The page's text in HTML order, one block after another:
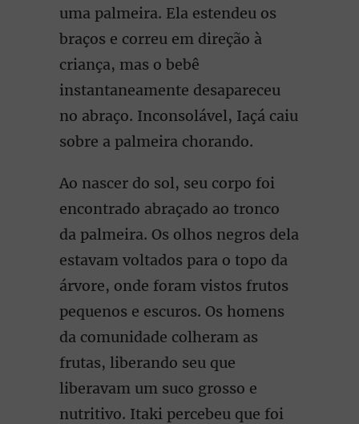
uma palmeira. Ela estendeu os
braços e correu em direção à
criança, mas o bebê
instantaneamente desapareceu
no abraço. Inconsolável, Iaçá caiu
sobre a palmeira chorando.
Ao nascer do sol, seu corpo foi
encontrado abraçado ao tronco
da palmeira. Os olhos negros dela
estavam voltados para o topo da
árvore, onde foram vistos frutos
pequenos e escuros. Os homens
da comunidade colheram as
frutas, liberando seu que
liberavam um suco grosso e
nutritivo. Itaki percebeu que foi